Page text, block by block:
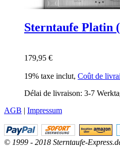
Sterntaufe Platin
179,95 €
19% taxe inclut, Coût de
Délai de livraison: 3-7
AGB | Impressum
© 1999 - 2018 Sterntaufe-